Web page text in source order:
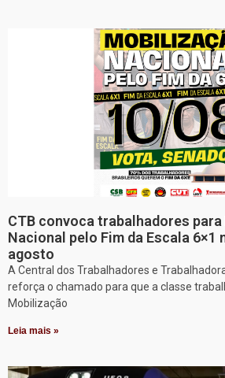
CTB convoca trabalhadores
Nacional pelo Fim da Escala 6×1
agosto
A Central dos Trabalhadores e
reforça o chamado para que a classe
Mobilização
Leia mais »